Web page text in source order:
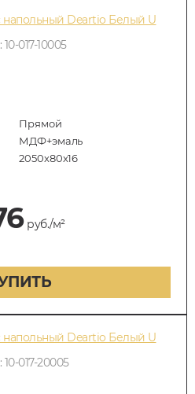
напольный Deartio Белый U
017-10005
Прямой
МДФ+эмаль
2050x80x16
руб./м²
напольный Deartio Белый U
017-20005